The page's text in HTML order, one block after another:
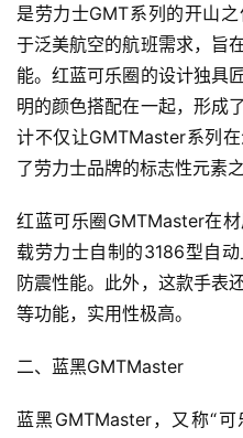
是劳力士GMT系列的开山
于泛美航空的航班需求，旨
能。红蓝可乐圈的设计独具
明的颜色搭配在一起，形成
计不仅让GMTMaster系列
了劳力士品牌的标志性元素之
红蓝可乐圈GMTMaster在
载劳力士自制的3186型自动
防震性能。此外，这款手表
等功能，实用性极高。
二、蓝黑GMTMaster
蓝黑GMTMaster，又称“